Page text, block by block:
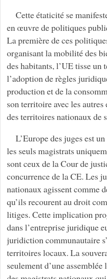
Cette étaticité se
en œuvre de politiques
La première de ces
organisant la mobilité des
des habitants, l’UE tisse
l’adoption de règles
production et de la
son territoire avec les
des territoires nationaux de
L’Europe des juges est
les seuls magistrats
sont ceux de la Cour de
concurrence de la CE. Les
nationaux agissent comme
qu’ils recourent au droit
litiges. Cette implication
dans l’entreprise juridique
juridiction communautaire
territoires locaux. La
seulement d’une